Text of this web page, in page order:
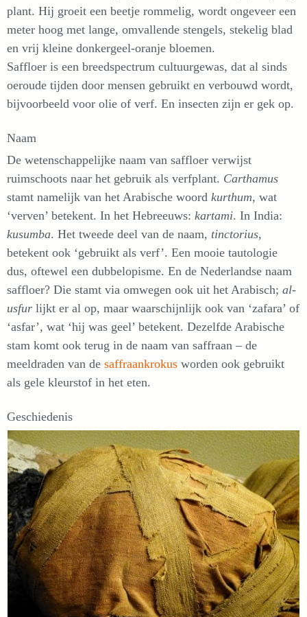
plant. Hij groeit een beetje rommelig, wordt ongeveer een
meter hoog met lange, omvallende stengels, stekelig blad
en vrij kleine donkergeel-oranje bloemen.
Saffloer is een breedspectrum cultuurgewas, dat al sinds
oeroude tijden door mensen gebruikt en verbouwd wordt,
bijvoorbeeld voor olie of verf. En insecten zijn er gek op.
Naam
De wetenschappelijke naam van saffloer verwijst
ruimschoots naar het gebruik als verfplant. Carthamus
stamt namelijk van het Arabische woord kurthum, wat
‘verven’ betekent. In het Hebreeuws: kartami. In India:
kusumba. Het tweede deel van de naam, tinctorius,
betekent ook ‘gebruikt als verf’. Een mooie tautologie
dus, oftewel een dubbelopisme. En de Nederlandse naam
saffloer? Die stamt via omwegen ook uit het Arabisch; al-
usfur lijkt er al op, maar waarschijnlijk ook van ‘zafara’ of
‘asfar’, wat ‘hij was geel’ betekent. Dezelfde Arabische
stam komt ook terug in de naam van saffraan – de
meeldraden van de saffraankrokus worden ook gebruikt
als gele kleurstof in het eten.
Geschiedenis